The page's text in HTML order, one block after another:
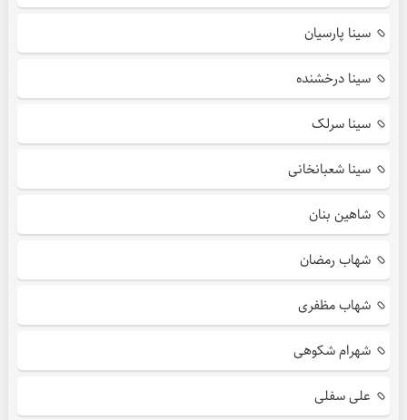
سینا پارسیان
سینا درخشنده
سینا سرلک
سینا شعبانخانی
شاهین بنان
شهاب رمضان
شهاب مظفری
شهرام شکوهی
علی سفلی